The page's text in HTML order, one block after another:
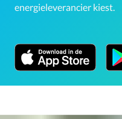
energieleverancier kiest.